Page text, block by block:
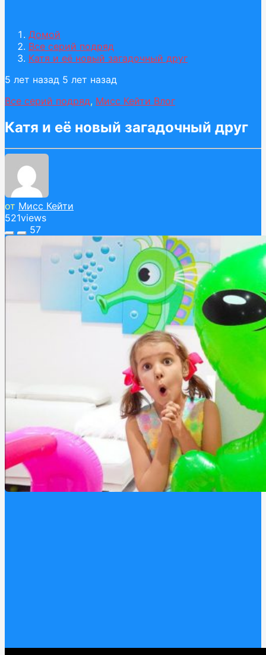
Домой
Все серий подряд
Катя и её новый загадочный друг
5 лет назад 5 лет назад
Все серий подряд, Мисс Кейти Влог
Катя и её новый загадочный друг
от Мисс Кейти
521views
57